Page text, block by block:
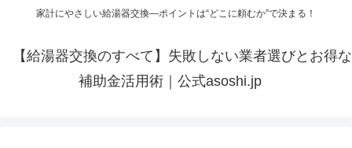
家計にやさしい給湯器交換—ポイントは“どこに頼むか”で決まる！
【給湯器交換のすべて】失敗しない業者選びとお得な
補助金活用術｜公式asoshi.jp